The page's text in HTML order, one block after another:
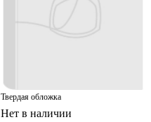
Твердая обложка
Нет в наличии